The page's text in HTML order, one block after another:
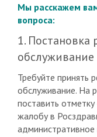
Мы расскажем
вопроса:
1. Постановка
обслуживание
Требуйте принять
обслуживание. На
поставить
жалобу в
административное